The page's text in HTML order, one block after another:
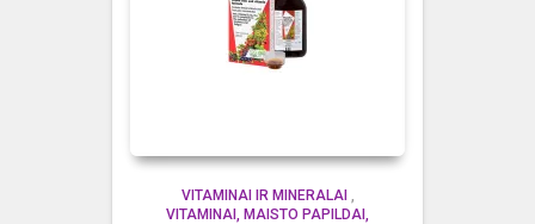
VITAMINAI IR MINERALAI ,
VITAMINAI, MAISTO PAPILDAI,